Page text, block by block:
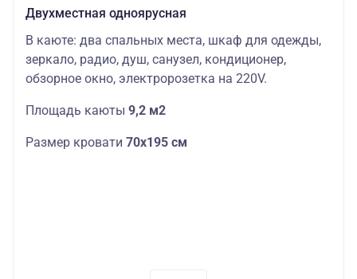
Двухместная одноярусная
В каюте: два спальных места, шкаф для одежды,
зеркало, радио, душ, санузел, кондиционер,
обзорное окно, электророзетка на 220V.
Площадь каюты 9,2 м2
Размер кровати 70х195 см